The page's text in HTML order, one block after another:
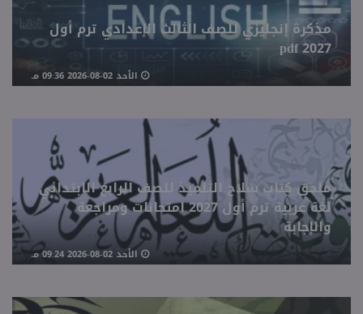
مذكرة إنجليزي للصف الثالث الإعدادي ترم أول
2027 pdf
الأحد 02-08-2026 09:36 مـ
ملحق كتاب سلاح التلميذ للصف الرابع الابتدائي
لغة عربية ترم أول 2027 امتحانات ومراجعة
والإجابة
الأحد 02-08-2026 09:24 مـ